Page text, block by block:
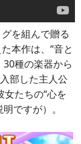
を組んで贈る
本作は、“音と
30種の楽器から
部した主人公
女たちの“心を
ですが）。